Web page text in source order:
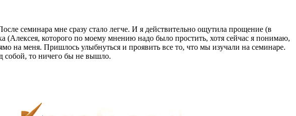
семинара мне сразу стало легче. И я действительно ощутила прощение (в
(Алексея, которого по моему мнению надо было простить, хотя сейчас я понимаю,
на меня. Пришлось улыбнуться и проявить все то, что мы изучали на семинаре.
собой, то ничего бы не вышло.